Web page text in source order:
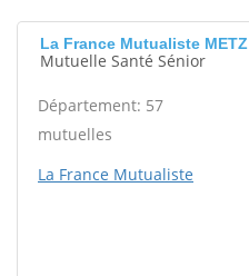
La France Mutualiste METZ
Mutuelle Santé Sénior
Département: 57
mutuelles
La France Mutualiste